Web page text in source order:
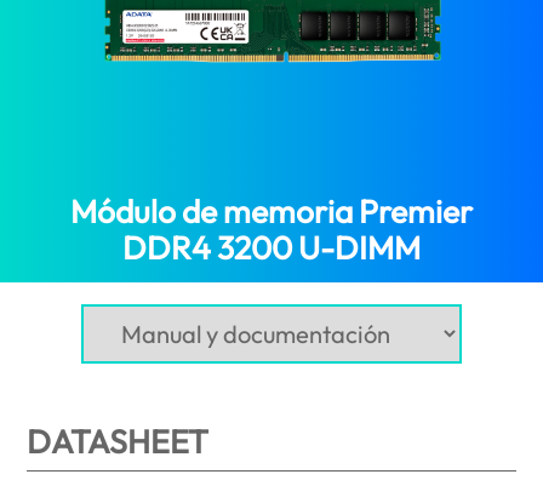
Módulo de memoria Premier
DDR4 3200 U-DIMM
DATASHEET